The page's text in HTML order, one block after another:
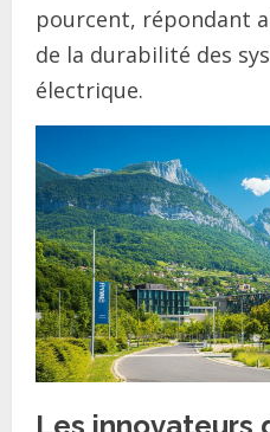
pourcent, répondant
de la durabilité des
électrique.